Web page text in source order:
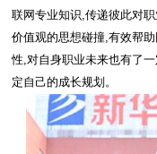
联网专业知识,传递彼此对
价值观的思想碰撞,有效帮
性,对自身职业未来也有了
定自己的成长规划。